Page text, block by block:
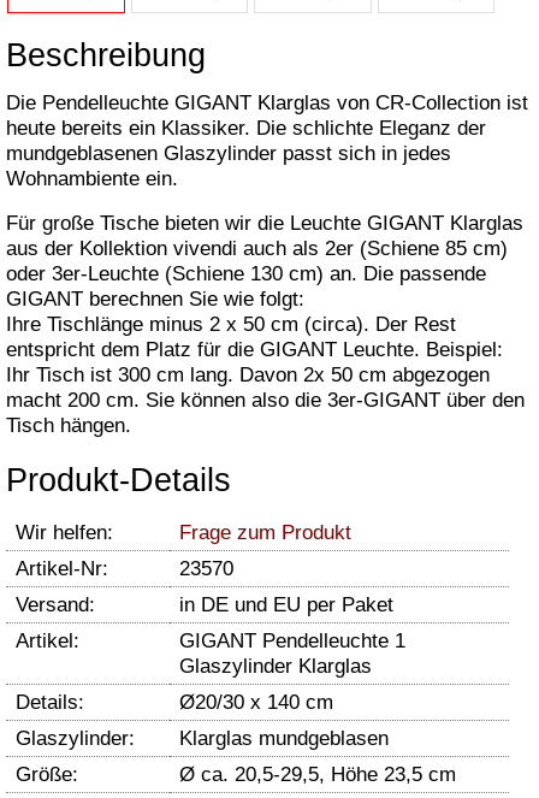
Beschreibung
Die Pendelleuchte GIGANT Klarglas von CR-Collection ist
heute bereits ein Klassiker. Die schlichte Eleganz der
mundgeblasenen Glaszylinder passt sich in jedes
Wohnambiente ein.
Für große Tische bieten wir die Leuchte GIGANT Klarglas
aus der Kollektion vivendi auch als 2er (Schiene 85 cm)
oder 3er-Leuchte (Schiene 130 cm) an. Die passende
GIGANT berechnen Sie wie folgt:
Ihre Tischlänge minus 2 x 50 cm (circa). Der Rest
entspricht dem Platz für die GIGANT Leuchte. Beispiel:
Ihr Tisch ist 300 cm lang. Davon 2x 50 cm abgezogen
macht 200 cm. Sie können also die 3er-GIGANT über den
Tisch hängen.
Produkt-Details
Wir helfen:
Frage zum Produkt
Artikel-Nr:
23570
Versand:
in DE und EU per Paket
Artikel:
GIGANT Pendelleuchte 1
Glaszylinder Klarglas
Details:
Ø20/30 x 140 cm
Glaszylinder:
Klarglas mundgeblasen
Größe:
Ø ca. 20,5-29,5, Höhe 23,5 cm